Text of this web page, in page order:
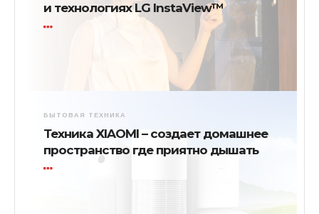
и технологиях LG InstaView™
БЫТОВАЯ ТЕХНИКА
Техника XIAOMI – создает домашнее
пространство где приятно дышать